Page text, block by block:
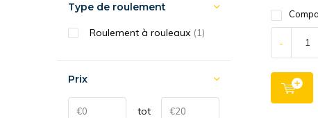
-
Type de roulement
Roulement à rouleaux (1)
Prix
tot